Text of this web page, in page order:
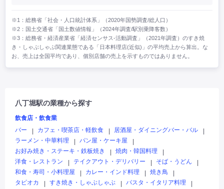
※1：総務省「社会・人口統計体系」（2020年国勢調査/総人口）
※2：国土交通省「国土数値情報」（2024年調査/駅別乗降客数）
※3：総務省・経済産業省「経済センサス‐活動調査」（2021年調査）のすき焼
き・しゃぶしゃぶ関連業態である「日本料理店(近似)」の平均売上から算出。な
お、売上は全国平均であり、個別店舗の売上を示すものではありません。
八丁堀駅の業種から探す
飲食店・飲食業
バー
カフェ・喫茶店・軽飲食 居酒屋・ダイニングバー・バル
ラーメン・中華料理
パン屋・ケーキ屋
お好み焼き・ステーキ・鉄板焼き
焼肉・韓国料理
洋食・レストラン
テイクアウト・デリバリー そば・うどん
和食・寿司・小料理屋
カレー・インド料理 焼き鳥
タピオカ
すき焼き・しゃぶしゃぶ パスタ・イタリア料理